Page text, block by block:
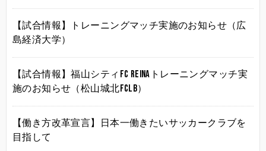
【試合情報】トレーニングマッチ実施のお知らせ（広
島経済大学）
【試合情報】福山シティFC Reinaトレーニングマッチ実
施のお知らせ（松山城北FCLB）
【働き方改革宣言】日本一働きたいサッカークラブを
目指して